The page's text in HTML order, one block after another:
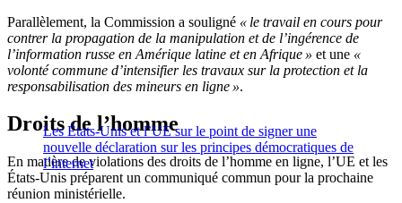
Parallèlement, la Commission a souligné « le travail en cours pour
contrer la propagation de la manipulation et de l’ingérence de
l’information russe en Amérique latine et en Afrique » et une «
volonté commune d’intensifier les travaux sur la protection et la
responsabilisation des mineurs en ligne ».
Les États-Unis et l’UE sur le point de signer une
nouvelle déclaration sur les principes démocratiques de
l’internet
Droits de l’homme
En matière de violations des droits de l’homme en ligne, l’UE et les
États-Unis préparent un communiqué commun pour la prochaine
réunion ministérielle.